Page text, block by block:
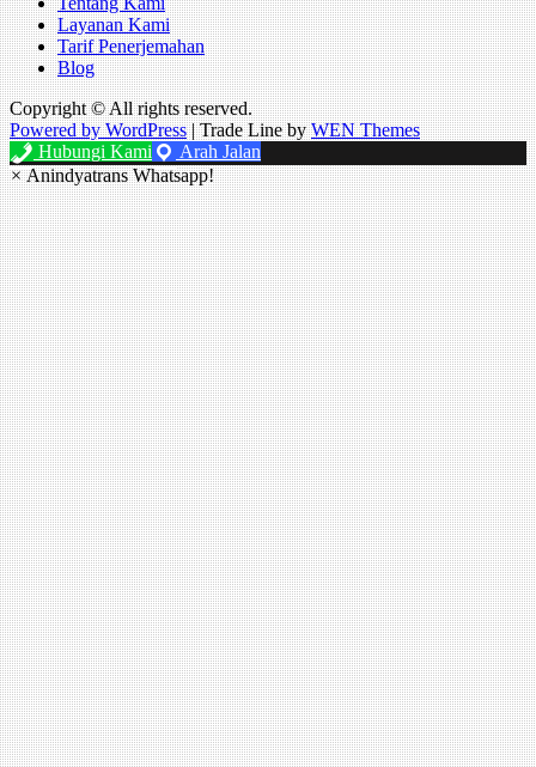
Layanan Kami
Tarif Penerjemahan
Blog
Copyright © All rights reserved.
Powered by WordPress |Trade Line byWEN Themes
Hubungi Kami
Arah Jalan
×Anindyatrans Whatsapp!